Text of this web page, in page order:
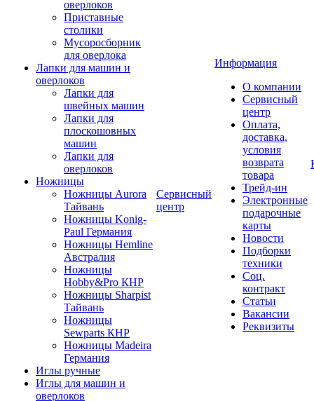
оверлоков
Приставные
столики
Мусоросборник
для оверлока
Лапки для машин и
оверлоков
Лапки для
швейных машин
Лапки для
плоскошовных
машин
Лапки для
оверлоков
Ножницы
Ножницы Aurora
Тайвань
Ножницы Konig-
Paul Германия
Ножницы Hemline
Австралия
Ножницы
Hobby&Pro КНР
Ножницы Sharpist
Тайвань
Ножницы
Sewparts КНР
Ножницы Madeira
Германия
Иглы ручные
Иглы для машин и
оверлоков
Сервисный
центр
Информация
О компании
Сервисный
центр
Оплата,
доставка,
условия
возврата
товара
Трейд-ин
Электронные
подарочные
карты
Новости
Подборки
техники
Соц.
контракт
Статьи
Вакансии
Реквизиты